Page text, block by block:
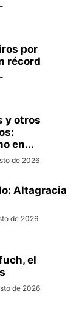
-
por
récord
-
y otros
en...
de 2026
Altagracia
de 2026
el
de 2026